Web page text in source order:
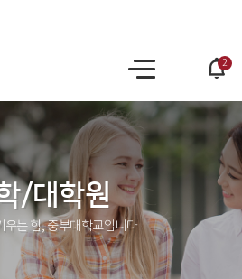
사
트
맵
2
/대학원
우는 힘, 중부대학교입니다